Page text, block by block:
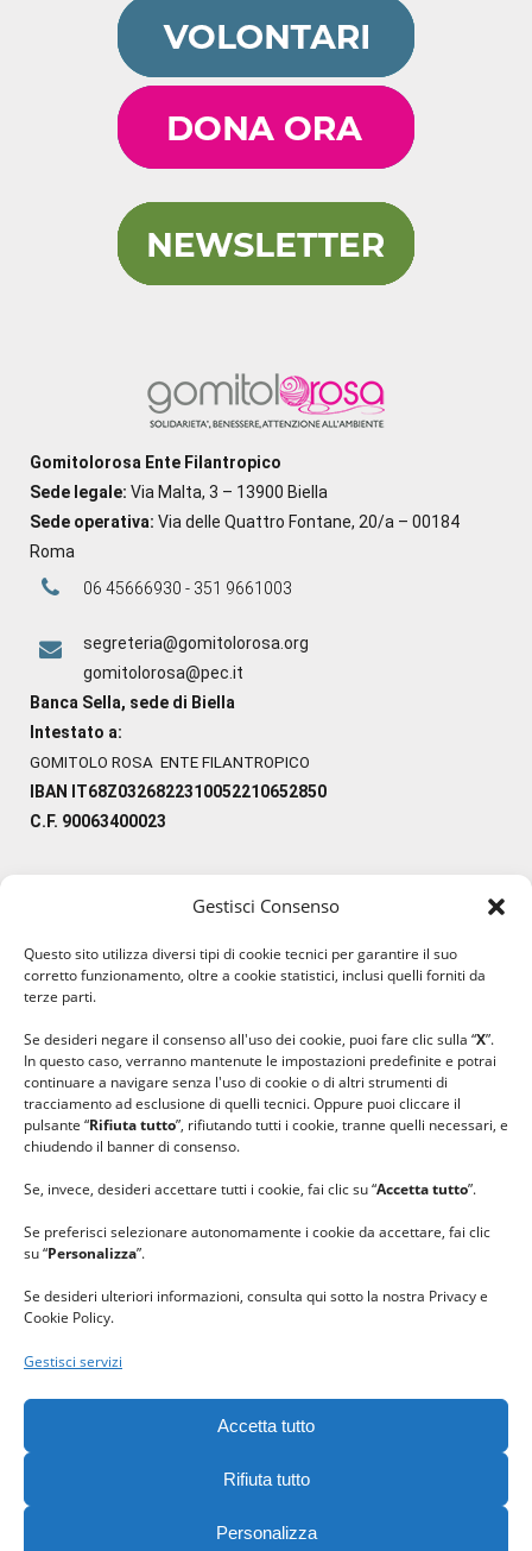
Gestisci Consenso
Questo sito utilizza diversi tipi di cookie tecnici per garantire il suo
corretto funzionamento, oltre a cookie statistici, inclusi quelli forniti da
terze parti.
Se desideri negare il consenso all'uso dei cookie, puoi fare clic sulla “X”.
In questo caso, verranno mantenute le impostazioni predefinite e potrai
continuare a navigare senza l'uso di cookie o di altri strumenti di
tracciamento ad esclusione di quelli tecnici. Oppure puoi cliccare il
pulsante “Rifiuta tutto”, rifiutando tutti i cookie, tranne quelli necessari, e
chiudendo il banner di consenso.
Se, invece, desideri accettare tutti i cookie, fai clic su “Accetta tutto”.
Se preferisci selezionare autonomamente i cookie da accettare, fai clic
su “Personalizza”.
Se desideri ulteriori informazioni, consulta qui sotto la nostra Privacy e
Cookie Policy.
Gestisci servizi
Accetta tutto
Rifiuta tutto
Personalizza
Gomitolorosa Ente Filantropico
Sede legale: Via Malta, 3 – 13900 Biella
Sede operativa: Via delle Quattro Fontane, 20/a – 00184
Roma
06 45666930 - 351 9661003
segreteria@gomitolorosa.org
gomitolorosa@pec.it
Banca Sella, sede di Biella
Intestato a:
GOMITOLO ROSA ENTE FILANTROPICO
IBAN IT68Z0326822310052210652850
C.F. 90063400023
#lanaterapia
#ilcaloredellempatia